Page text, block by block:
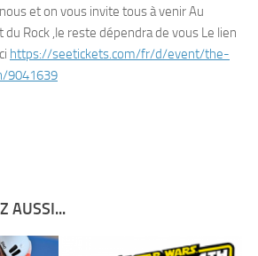
et on vous invite tous à venir Au
du Rock ,le reste dépendra de vous Le lien
https://seetickets.com/fr/d/event/the-
9041639
AUSSI...